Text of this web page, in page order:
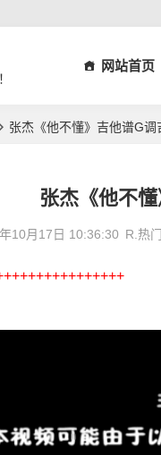
网站首页
张杰《他不懂》吉他谱G调
张杰《他不
10月17日 10:36:30 R.热门